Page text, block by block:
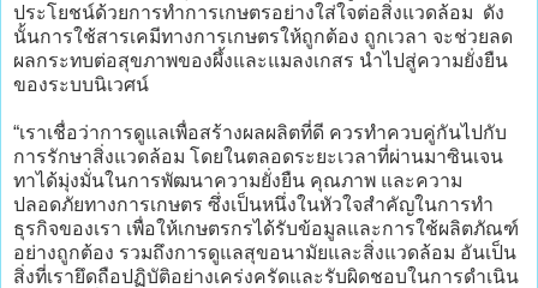
ประโยชน์ด้วยการทำการเกษตรอย่างใส่ใจต่อสิ่งแวดล้อม ดัง
นั้นการใช้สารเคมีทางการเกษตรให้ถูกต้อง ถูกเวลา จะช่วยลด
ผลกระทบต่อสุขภาพของผึ้งและแมลงเกสร นำไปสู่ความยั่งยืน
ของระบบนิเวศน์
“เราเชื่อว่าการดูแลเพื่อสร้างผลผลิตที่ดี ควรทำควบคู่กันไปกับ
การรักษาสิ่งแวดล้อม โดยในตลอดระยะเวลาที่ผ่านมาซินเจน
ทาได้มุ่งมั่นในการพัฒนาความยั่งยืน คุณภาพ และความ
ปลอดภัยทางการเกษตร ซึ่งเป็นหนึ่งในหัวใจสำคัญในการทำ
ธุรกิจของเรา เพื่อให้เกษตรกรได้รับข้อมูลและการใช้ผลิตภัณฑ์
อย่างถูกต้อง รวมถึงการดูแลสุขอนามัยและสิ่งแวดล้อม อันเป็น
สิ่งที่เรายึดถือปฏิบัติอย่างเคร่งครัดและรับผิดชอบในการดำเนิน